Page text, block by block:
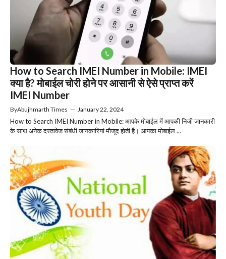
How to Search IMEI Number in Mobile: IMEI
क्या है? मोबाईल चोरी होने पर आसानी से ऐसे प्राप्त करें
IMEI Number
ByAbujhmarth Times — January 22, 2024
How to Search IMEI Number in Mobile: आपके मोबाईल में आपकी निजी जानकारी
के साथ अनेक दस्तावेज संबंधी जानकारियां मौजूद होती है। आपका मोबाईल ...